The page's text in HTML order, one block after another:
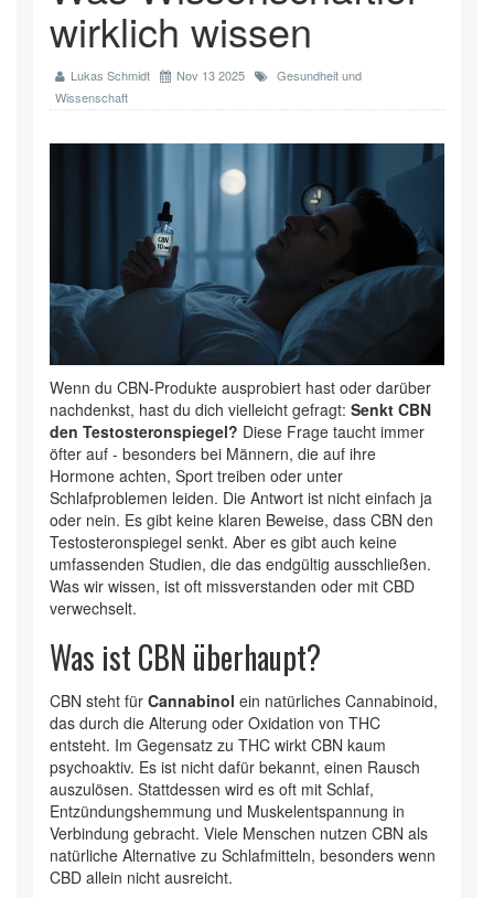
wirklich wissen
Lukas Schmidt Nov 13 2025
Gesundheit und
Wissenschaft
Wenn du CBN-Produkte ausprobiert hast oder darüber
nachdenkst, hast du dich vielleicht gefragt: Senkt CBN
den Testosteronspiegel? Diese Frage taucht immer
öfter auf - besonders bei Männern, die auf ihre
Hormone achten, Sport treiben oder unter
Schlafproblemen leiden. Die Antwort ist nicht einfach ja
oder nein. Es gibt keine klaren Beweise, dass CBN den
Testosteronspiegel senkt. Aber es gibt auch keine
umfassenden Studien, die das endgültig ausschließen.
Was wir wissen, ist oft missverstanden oder mit CBD
verwechselt.
Was ist CBN überhaupt?
CBN steht für Cannabinol ein natürliches Cannabinoid,
das durch die Alterung oder Oxidation von THC
entsteht. Im Gegensatz zu THC wirkt CBN kaum
psychoaktiv. Es ist nicht dafür bekannt, einen Rausch
auszulösen. Stattdessen wird es oft mit Schlaf,
Entzündungshemmung und Muskelentspannung in
Verbindung gebracht. Viele Menschen nutzen CBN als
natürliche Alternative zu Schlafmitteln, besonders wenn
CBD allein nicht ausreicht.